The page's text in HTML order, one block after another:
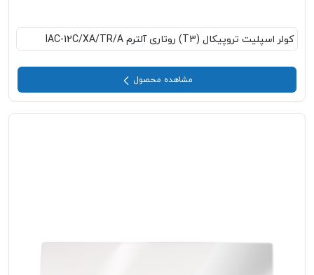
کولر اسپلیت تروپیکال (T3) روتاری آلترم IAC-12C/XA/TR/A
مشاهده محصول